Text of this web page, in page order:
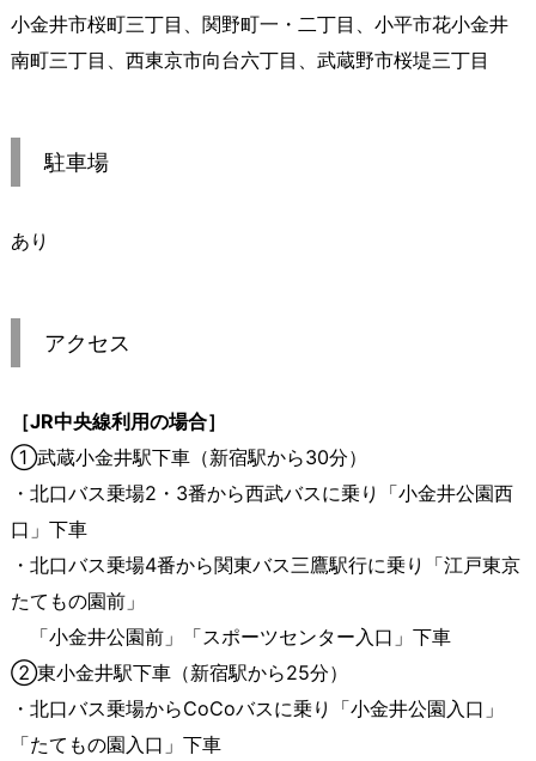
小金井市桜町三丁目、関野町一・二丁目、小平市花小金井
南町三丁目、西東京市向台六丁目、武蔵野市桜堤三丁目
駐車場
あり
アクセス
［JR中央線利用の場合］
①武蔵小金井駅下車（新宿駅から30分）
・北口バス乗場2・3番から西武バスに乗り「小金井公園西
口」下車
・北口バス乗場4番から関東バス三鷹駅行に乗り「江戸東京
たてもの園前」
「小金井公園前」「スポーツセンター入口」下車
②東小金井駅下車（新宿駅から25分）
・北口バス乗場からCoCoバスに乗り「小金井公園入口」
「たてもの園入口」下車